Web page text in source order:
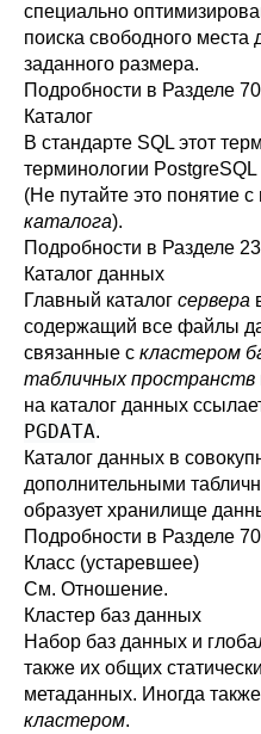
специально
поиска свободного места
заданного размера.
Подробности в Разделе
Каталог
В стандарте SQL этот
терминологии PostgreSQL
(Не путайте это понятие
каталога).
Подробности в Разделе
Каталог данных
Главный каталог сервера
содержащий все файлы
связанные с кластером
табличных пространств
на каталог данных
PGDATA.
Каталог данных в
дополнительными
образует хранилище
Подробности в Разделе
Класс (устаревшее)
См. Отношение.
Кластер баз данных
Набор баз данных и
также их общих
метаданных. Иногда
кластером.